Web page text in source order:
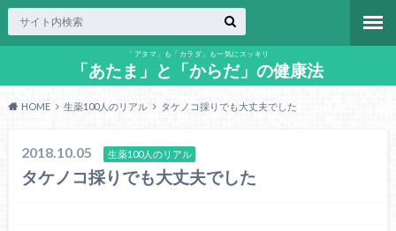
「アタマ」も「カラダ」も一気にスッキリ
「あたま」と「からだ」の健康法
HOME 生薬100人のリアル タケノコ採りでも大丈夫でした
2018.10.05 生薬100人のリアル
タケノコ採りでも大丈夫でした